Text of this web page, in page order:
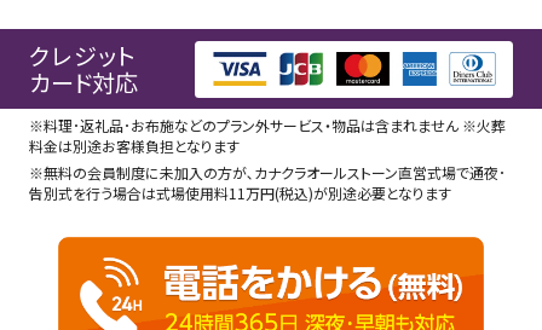
クレジット
カード対応
※料理･返礼品･お布施などのプラン外サービス・物品は含まれません ※火葬
料金は別途お客様負担となります
※無料の会員制度に未加入の方が､カナクラオールストーン直営式場で通夜･
告別式を行う場合は式場使用料11万円(税込)が別途必要となります